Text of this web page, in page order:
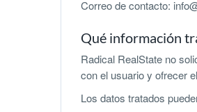
Correo de contacto:
Qué información
Radical RealState no
con el usuario y ofrecer
Los datos tratados